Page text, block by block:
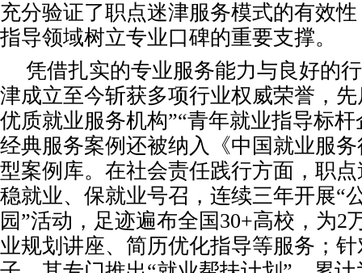
充分验证了职点迷津服务模式的有效
指导领域树立专业口碑的重要支撑。
凭借扎实的专业服务能力与良好的
津成立至今斩获多项行业权威荣誉，先
优质就业服务机构”“青年就业指导标
经典服务案例还被纳入《中国就业服
型案例库。在社会责任践行方面，职
稳就业、保就业号召，连续三年开展“
园”活动，足迹遍布全国30+高校，为2
业规划讲座、简历优化指导等服务；